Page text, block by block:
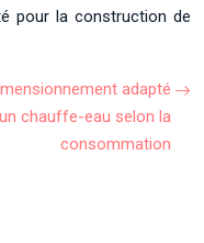
pour la construction de
adapté
chauffe-eau selon la
consommation